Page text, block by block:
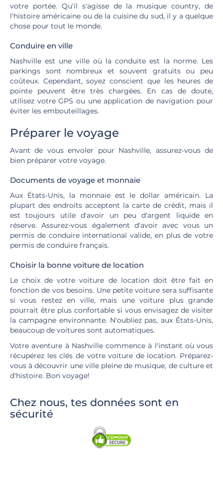
votre portée. Qu'il s'agisse de la musique country, de
l'histoire américaine ou de la cuisine du sud, il y a quelque
chose pour tout le monde.
Conduire en ville
Nashville est une ville où la conduite est la norme. Les
parkings sont nombreux et souvent gratuits ou peu
coûteux. Cependant, soyez conscient que les heures de
pointe peuvent être très chargées. En cas de doute,
utilisez votre GPS ou une application de navigation pour
éviter les embouteillages.
Préparer le voyage
Avant de vous envoler pour Nashville, assurez-vous de
bien préparer votre voyage.
Documents de voyage et monnaie
Aux États-Unis, la monnaie est le dollar américain. La
plupart des endroits acceptent la carte de crédit, mais il
est toujours utile d'avoir un peu d'argent liquide en
réserve. Assurez-vous également d'avoir avec vous un
permis de conduire international valide, en plus de votre
permis de conduire français.
Choisir la bonne voiture de location
Le choix de votre voiture de location doit être fait en
fonction de vos besoins. Une petite voiture sera suffisante
si vous restez en ville, mais une voiture plus grande
pourrait être plus confortable si vous envisagez de visiter
la campagne environnante. N'oubliez pas, aux États-Unis,
beaucoup de voitures sont automatiques.
Votre aventure à Nashville commence à l'instant où vous
récupérez les clés de votre voiture de location. Préparez-
vous à découvrir une ville pleine de musique, de culture et
d'histoire. Bon voyage!
Chez nous, tes données sont en
sécurité